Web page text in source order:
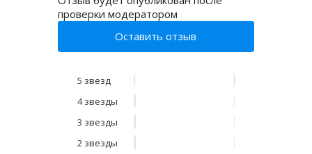
проверки модератором
Оставить отзыв
5 звезд
4 звезды
3 звезды
2 звезды